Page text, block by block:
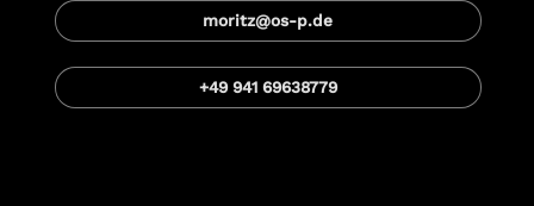
moritz@os-p.de
+49 941 69638779